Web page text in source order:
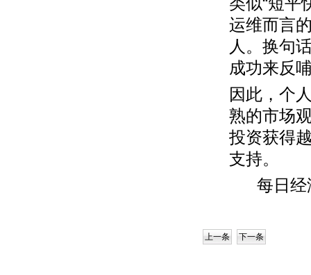
运维而言
人。换句
成功来反
因此，个
熟的市场
投资获得
支持。
每日经
上一条 下一条